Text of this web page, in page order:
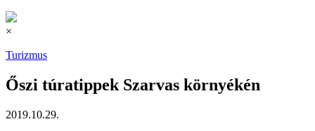
×
Turizmus
Őszi túratippek Szarvas környékén
2019.10.29.